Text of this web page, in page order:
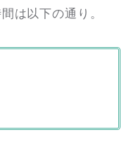
は以下の通り。